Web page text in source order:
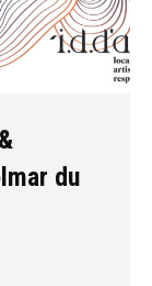
du